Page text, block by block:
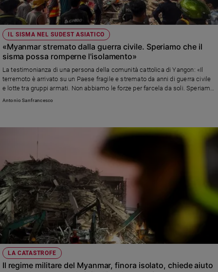
Genitori
e
figli
Nonni
Coppia
Scuola
e
Riflessioni
Foto
Video
Podcast
IL SISMA NEL SUDEST ASIATICO
«Myanmar stremato dalla guerra civile. Speriamo che il
sisma possa romperne l'isolamento»
La testimonianza di una persona della comunità cattolica di Yangon: «Il
terremoto è arrivato su un Paese fragile e stremato da anni di guerra civile
e lotte tra gruppi armati. Non abbiamo le forze per farcela da soli. Speriamo
che la solidarietà internazionale aiuti a ristabilire relazioni diplomatiche».
Antonio Sanfrancesco
LA CATASTROFE
Il regime militare del Myanmar, finora isolato, chiede aiuto